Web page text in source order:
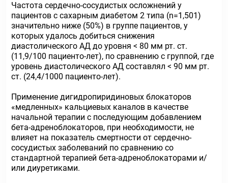
Частота сердечно-сосудистых осложнений у
пациентов с сахарным диабетом 2 типа (n=1,501)
значительно ниже (50%) в группе пациентов, у
которых удалось добиться снижения
диастолического АД до уровня < 80 мм рт. ст.
(11,9/100 пациенто-лет), по сравнению с группой, где
уровень диастолического АД составлял < 90 мм рт.
ст. (24,4/1000 пациенто-лет).
Применение дигидропиридиновых блокаторов
«медленных» кальциевых каналов в качестве
начальной терапии с последующим добавлением
бета-адреноблокаторов, при необходимости, не
влияет на показатель смертности от сердечно-
сосудистых заболеваний по сравнению со
стандартной терапией бета-адреноблокаторами и/
или диуретиками.